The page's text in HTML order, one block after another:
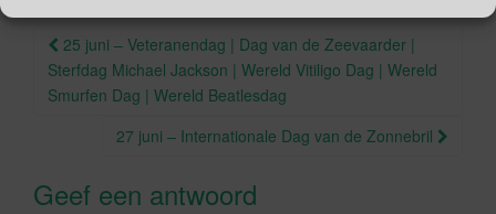
o
o
k
Berichtnavigatie
25 juni – Veteranendag | Dag van de Zeevaarder |
Sterfdag Michael Jackson | Wereld Vitiligo Dag | Wereld
Smurfen Dag | Wereld Beatlesdag
27 juni – Internationale Dag van de Zonnebril
Geef een antwoord